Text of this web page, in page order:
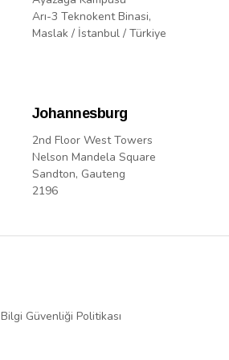
Arı-3 Teknokent Binasi,
Maslak / İstanbul / Türkiye
Johannesburg
2nd Floor West Towers
Nelson Mandela Square
Sandton, Gauteng
2196
Bilgi Güvenliği Politikası